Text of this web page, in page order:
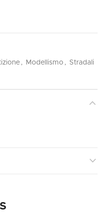
, Modellismo , Stradali